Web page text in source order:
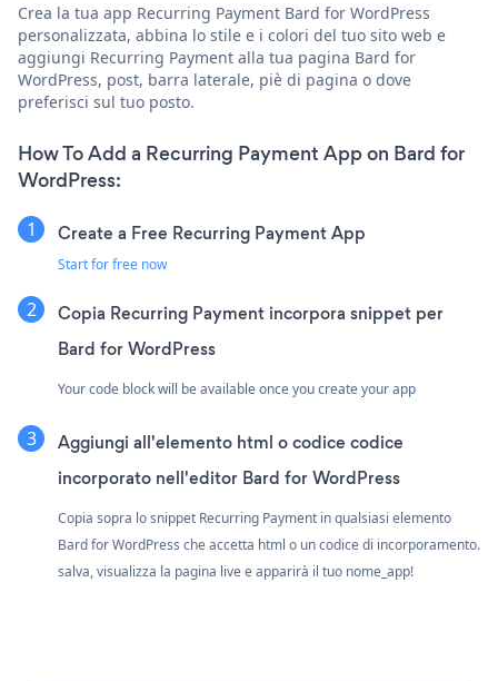
Crea la tua app Recurring Payment Bard for WordPress
personalizzata, abbina lo stile e i colori del tuo sito web e
aggiungi Recurring Payment alla tua pagina Bard for
WordPress, post, barra laterale, piè di pagina o dove
preferisci sul tuo posto.
How To Add a Recurring Payment App on Bard for
WordPress:
Create a Free Recurring Payment App
Start for free now
Copia Recurring Payment incorpora snippet per
Bard for WordPress
Your code block will be available once you create your app
Aggiungi all'elemento html o codice codice
incorporato nell'editor Bard for WordPress
Copia sopra lo snippet Recurring Payment in qualsiasi elemento
Bard for WordPress che accetta html o un codice di incorporamento.
salva, visualizza la pagina live e apparirà il tuo nome_app!